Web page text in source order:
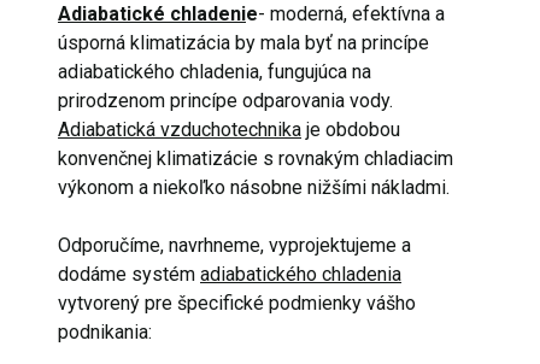
Adiabatické chladenie- moderná, efektívna a
úsporná klimatizácia by mala byť na princípe
adiabatického chladenia, fungujúca na
prirodzenom princípe odparovania vody.
Adiabatická vzduchotechnika je obdobou
konvenčnej klimatizácie s rovnakým chladiacim
výkonom a niekoľko násobne nižšími nákladmi.
Odporučíme, navrhneme, vyprojektujeme a
dodáme systém adiabatického chladenia
vytvorený pre špecifické podmienky vášho
podnikania: